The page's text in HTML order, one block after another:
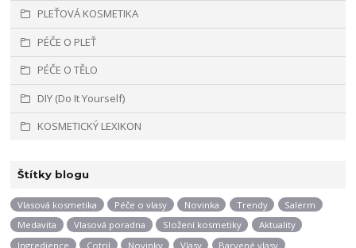
PLEŤOVÁ KOSMETIKA
PÉČE O PLEŤ
PÉČE O TĚLO
DIY (Do It Yourself)
KOSMETICKÝ LEXIKON
Štítky blogu
Vlasová kosmetika Péče o vlasy Novinka Trendy
Salerm
Medavita
Vlasová poradna Složení kosmetiky
Aktuality
Ingredience
Cotril Novinky Vlasy
Barvené vlasy